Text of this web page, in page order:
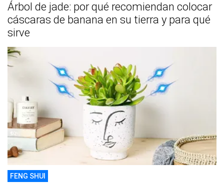
Árbol de jade: por qué recomiendan colocar
cáscaras de banana en su tierra y para qué
sirve
FENG SHUI